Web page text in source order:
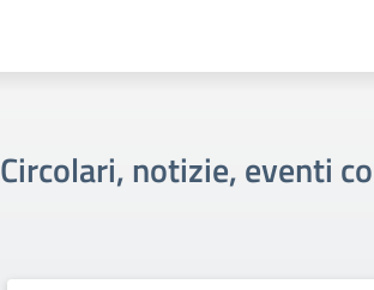
Circolari, notizie, eventi